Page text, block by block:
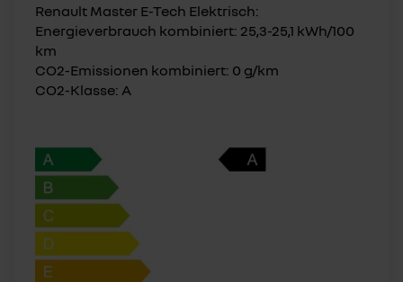
Renault Master E-Tech Elektrisch:
Energieverbrauch kombiniert: 25,3-25,1 kWh/100
km
CO2-Emissionen kombiniert: 0 g/km
CO2-Klasse: A